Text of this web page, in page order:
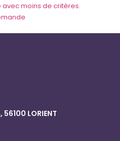
Équipe
moins de critères.
LORIENT